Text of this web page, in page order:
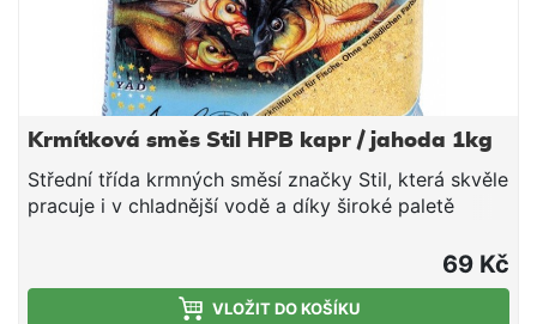
Krmítková směs Stil HPB kapr / jahoda 1kg
Střední třída krmných směsí značky Stil, která skvěle
pracuje i v chladnější vodě a díky široké paletě
pravou směs pro daný revír či cílovou rybu. V rámci
poměru ceny a nabízené kvality tyto směsi jen těžko
hledají konkurenci - doporučujeme. Složení: Mleté
69 Kč
VLOŽIT DO KOŠÍKU